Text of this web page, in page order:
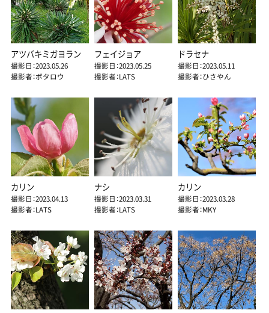
アツバキミガヨラン
撮影日：2023.05.26
撮影者：ボタロウ
フェイジョア
撮影日：2023.05.25
撮影者：LATS
ドラセナ
撮影日：2023.05.11
撮影者：ひさやん
カリン
撮影日：2023.04.13
撮影者：LATS
ナシ
撮影日：2023.03.31
撮影者：LATS
カリン
撮影日：2023.03.28
撮影者：MKY